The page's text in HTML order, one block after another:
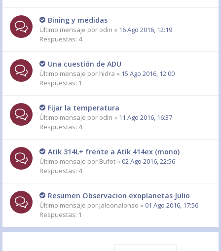
Bining y medidas
Último mensaje por odin « 16 Ago 2016, 12:19
Respuestas: 4
Una cuestión de ADU
Último mensaje por hidra « 15 Ago 2016, 12:00
Respuestas: 1
Fijar la temperatura
Último mensaje por odin « 11 Ago 2016, 16:37
Respuestas: 4
Atik 314L+ frente a Atik 414ex (mono)
Último mensaje por Bufot « 02 Ago 2016, 22:56
Respuestas: 4
Resumen Observacion exoplanetas Julio
Último mensaje por jaleonalonso « 01 Ago 2016, 17:56
Respuestas: 1